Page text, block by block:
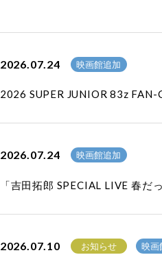
2026.07.24 映画館追加
2026 SUPER JUNIOR 83z
2026.07.24 映画館追加
「吉田拓郎 SPECIAL LIVE 春
2026.07.10 お知らせ 映画